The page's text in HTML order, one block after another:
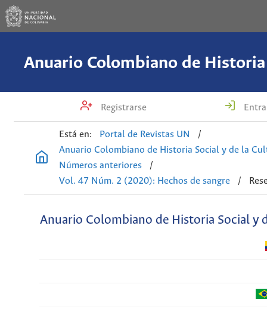
Registrarse
Está en: Portal de Revistas UN
/
Anuario Colombiano de Historia Social y de la
Números anteriores
/
Vol. 47 Núm. 2 (2020): Hechos de sangre
/
Anuario Colombiano de Historia Social y